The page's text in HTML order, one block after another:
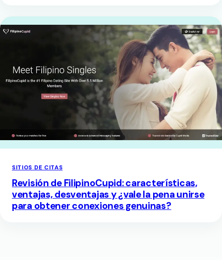
SITIOS DE CITAS
Revisión de FilipinoCupid: características,
ventajas, desventajas y ¿vale la pena unirse
para obtener conexiones genuinas?